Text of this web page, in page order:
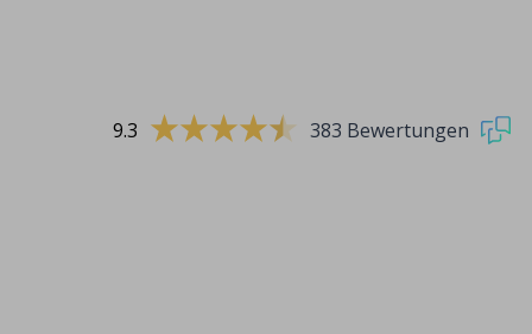
9.3 383 Bewertungen